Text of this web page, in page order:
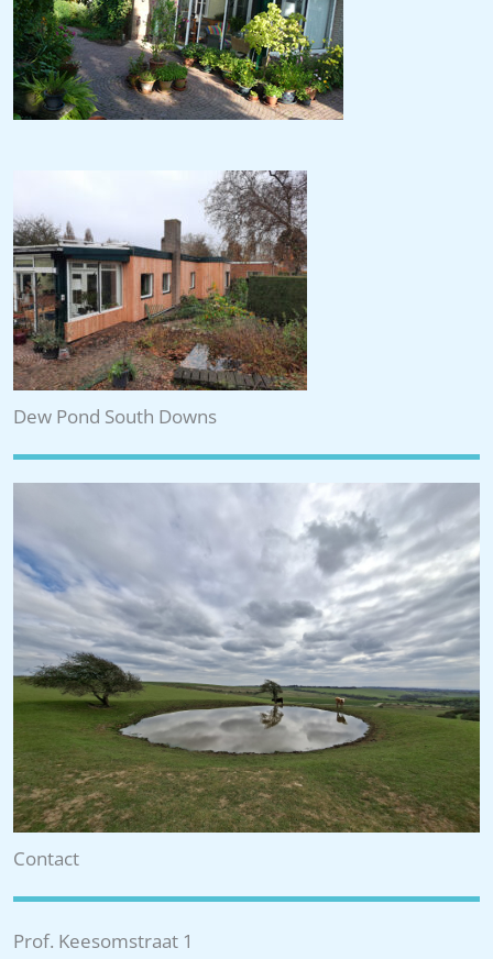
Dew Pond South Downs
Contact
Prof. Keesomstraat 1